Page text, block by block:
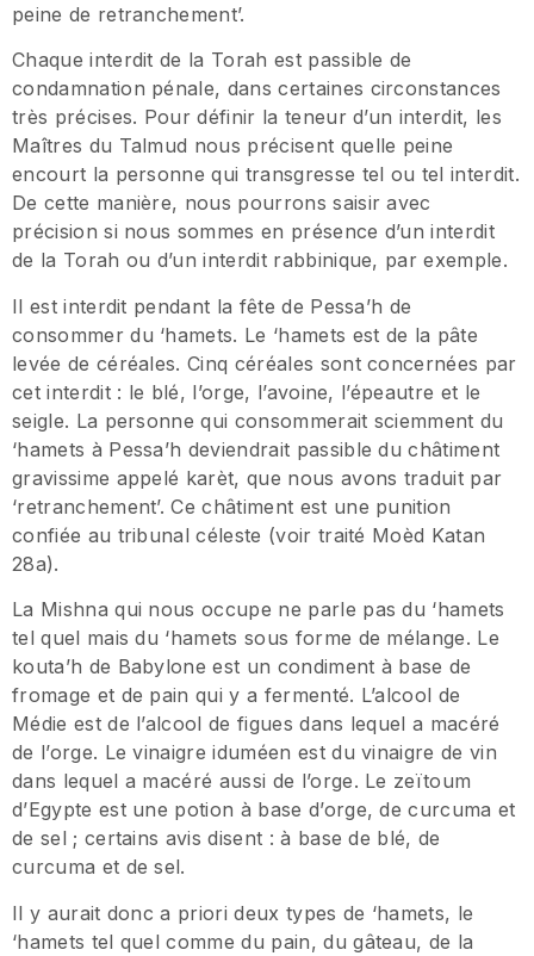
peine de retranchement’.
Chaque interdit de la Torah est passible de
condamnation pénale, dans certaines circonstances
très précises. Pour définir la teneur d’un interdit, les
Maîtres du Talmud nous précisent quelle peine
encourt la personne qui transgresse tel ou tel interdit.
De cette manière, nous pourrons saisir avec
précision si nous sommes en présence d’un interdit
de la Torah ou d’un interdit rabbinique, par exemple.
Il est interdit pendant la fête de Pessa’h de
consommer du ‘hamets. Le ‘hamets est de la pâte
levée de céréales. Cinq céréales sont concernées par
cet interdit : le blé, l’orge, l’avoine, l’épeautre et le
seigle. La personne qui consommerait sciemment du
‘hamets à Pessa’h deviendrait passible du châtiment
gravissime appelé karèt, que nous avons traduit par
‘retranchement’. Ce châtiment est une punition
confiée au tribunal céleste (voir traité Moèd Katan
28a).
La Mishna qui nous occupe ne parle pas du ‘hamets
tel quel mais du ‘hamets sous forme de mélange. Le
kouta’h de Babylone est un condiment à base de
fromage et de pain qui y a fermenté. L’alcool de
Médie est de l’alcool de figues dans lequel a macéré
de l’orge. Le vinaigre iduméen est du vinaigre de vin
dans lequel a macéré aussi de l’orge. Le zeïtoum
d’Egypte est une potion à base d’orge, de curcuma et
de sel ; certains avis disent : à base de blé, de
curcuma et de sel.
Il y aurait donc a priori deux types de ‘hamets, le
‘hamets tel quel comme du pain, du gâteau, de la